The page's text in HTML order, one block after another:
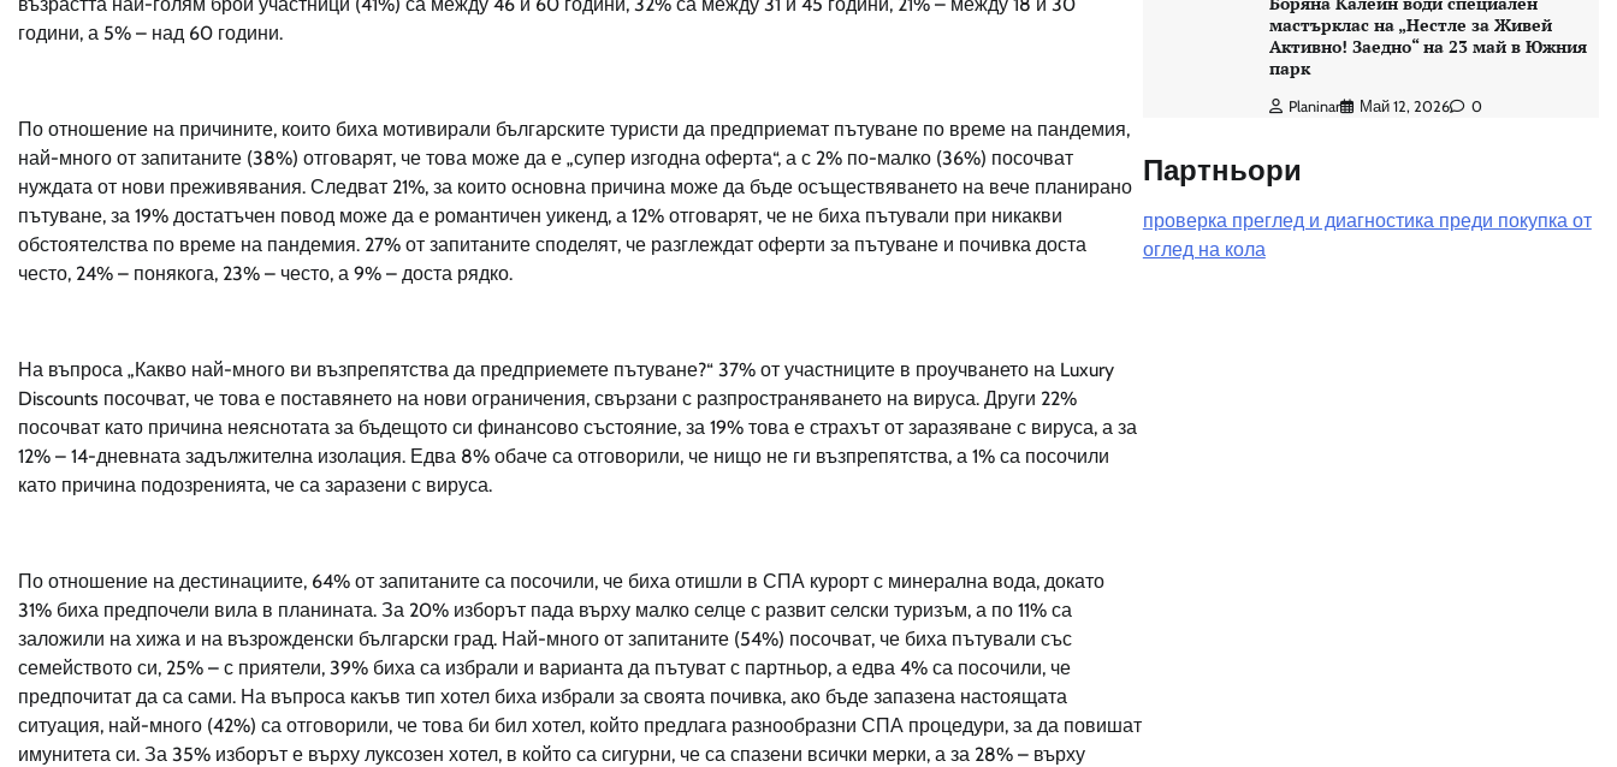
години, а 5% – над 60 години.
По отношение на причините, които биха мотивирали българските туристи да предприемат пътуване по време на пандемия,
най-много от запитаните (38%) отговарят, че това може да е „супер изгодна оферта“, а с 2% по-малко (36%) посочват
нуждата от нови преживявания. Следват 21%, за които основна причина може да бъде осъществяването на вече планирано
пътуване, за 19% достатъчен повод може да е романтичен уикенд, а 12% отговарят, че не биха пътували при никакви
обстоятелства по време на пандемия. 27% от запитаните споделят, че разглеждат оферти за пътуване и почивка доста
често, 24% – понякога, 23% – често, а 9% – доста рядко.
На въпроса „Какво най-много ви възпрепятства да предприемете пътуване?“ 37% от участниците в проучването на Luxury
Discounts посочват, че това е поставянето на нови ограничения, свързани с разпространяването на вируса. Други 22%
посочват като причина неяснотата за бъдещото си финансово състояние, за 19% това е страхът от заразяване с вируса, а за
12% – 14-дневната задължителна изолация. Едва 8% обаче са отговорили, че нищо не ги възпрепятства, а 1% са посочили
като причина подозренията, че са заразени с вируса.
По отношение на дестинациите, 64% от запитаните са посочили, че биха отишли в СПА курорт с минерална вода, докато
31% биха предпочели вила в планината. За 20% изборът пада върху малко селце с развит селски туризъм, а по 11% са
заложили на хижа и на възрожденски български град. Най-много от запитаните (54%) посочват, че биха пътували със
семейството си, 25% – с приятели, 39% биха са избрали и варианта да пътуват с партньор, а едва 4% са посочили, че
предпочитат да са сами. На въпроса какъв тип хотел биха избрали за своята почивка, ако бъде запазена настоящата
ситуация, най-много (42%) са отговорили, че това би бил хотел, който предлага разнообразни СПА процедури, за да повишат
имунитета си. За 35% изборът е върху луксозен хотел, в който са сигурни, че са спазени всички мерки, а за 28% – върху
мастърклас на „Нестле за Живей
Активно! Заедно“ на 23 май в Южния
парк
Planinar Май 12, 2026 0
Партньори
проверка преглед и диагностика преди покупка от
оглед на кола